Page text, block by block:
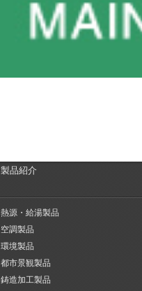
製品紹介
熱源・給湯製品
空調製品
環境製品
都市景観製品
鋳造加工製品